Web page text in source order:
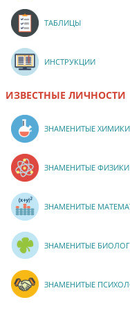
ТАБЛИЦЫ
ИНСТРУКЦИИ
ИЗВЕСТНЫЕ ЛИЧНОСТИ
ЗНАМЕНИТЫЕ ХИМИКИ
ЗНАМЕНИТЫЕ ФИЗИКИ
ЗНАМЕНИТЫЕ
ЗНАМЕНИТЫЕ
ЗНАМЕНИТЫЕ